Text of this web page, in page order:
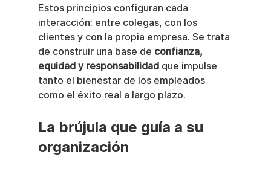
Estos principios configuran cada
interacción: entre colegas, con los
clientes y con la propia empresa. Se trata
de construir una base de confianza,
equidad y responsabilidad que impulse
tanto el bienestar de los empleados
como el éxito real a largo plazo.
La brújula que guía a su
organización